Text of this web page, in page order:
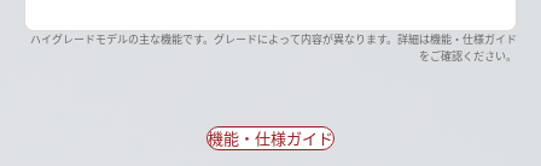
ハイグレードモデルの主な機能です。グレードによって内容が異なります。詳細は機能・仕様ガイド
をご確認ください。
機能・仕様ガイド